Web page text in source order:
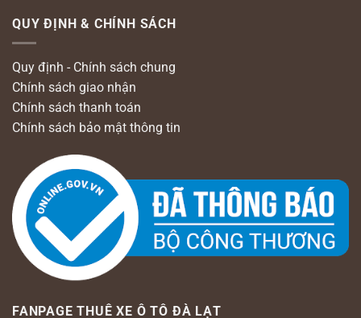
QUY ĐỊNH & CHÍNH SÁCH
Quy định - Chính sách chung
Chính sách giao nhận
Chính sách thanh toán
Chính sách bảo mật thông tin
FANPAGE THUÊ XE Ô TÔ ĐÀ LẠT